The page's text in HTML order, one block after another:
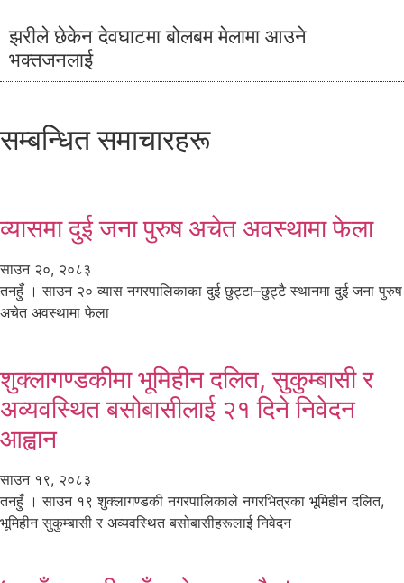
झरीले छेकेन देवघाटमा बोलबम मेलामा आउने
भक्तजनलाई
सम्बन्धित समाचारहरू
व्यासमा दुई जना पुरुष अचेत अवस्थामा फेला
साउन २०, २०८३
तनहुँ । साउन २० व्यास नगरपालिकाका दुई छुट्टा–छुट्टै स्थानमा दुई जना पुरुष
अचेत अवस्थामा फेला
शुक्लागण्डकीमा भूमिहीन दलित, सुकुम्बासी र
अव्यवस्थित बसोबासीलाई २१ दिने निवेदन
आह्वान
साउन १९, २०८३
तनहुँ । साउन १९ शुक्लागण्डकी नगरपालिकाले नगरभित्रका भूमिहीन दलित,
भूमिहीन सुकुम्बासी र अव्यवस्थित बसोबासीहरूलाई निवेदन